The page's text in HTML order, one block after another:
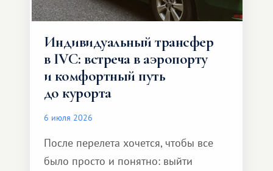
Индивидуальный трансфер
в IVC: встреча в аэропорту
и комфортный путь
до курорта
6 июля 2026
После перелета хочется, чтобы все
было просто и понятно: выйти